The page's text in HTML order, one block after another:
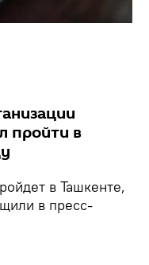
пройти в
в Ташкенте,
в пресс-